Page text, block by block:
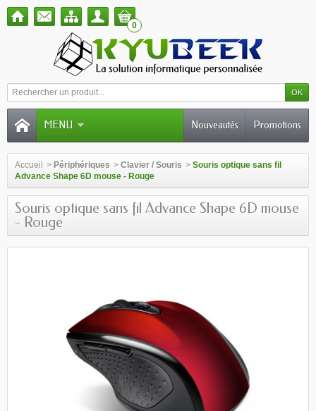
0
MENU Promotions
Nouveautés
Accueil > Périphériques > Clavier / Souris > Souris optique sans fil
Advance Shape 6D mouse - Rouge
Souris optique sans fil Advance Shape 6D mouse
- Rouge